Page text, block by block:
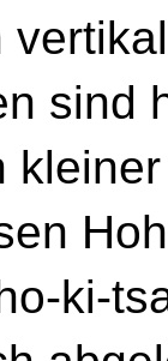
sind
ki-